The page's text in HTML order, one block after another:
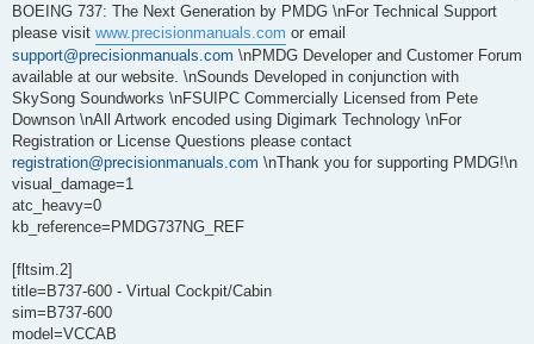
BOEING 737: The Next Generation by PMDG \nFor Technical Support
please visit www.precisionmanuals.com or email
support@precisionmanuals.com \nPMDG Developer and Customer Forum
available at our website. \nSounds Developed in conjunction with
SkySong Soundworks \nFSUIPC Commercially Licensed from Pete
Downson \nAll Artwork encoded using Digimark Technology \nFor
Registration or License Questions please contact
registration@precisionmanuals.com \nThank you for supporting PMDG!\n
visual_damage=1
atc_heavy=0
kb_reference=PMDG737NG_REF
[fltsim.2]
title=B737-600 - Virtual Cockpit/Cabin
sim=B737-600
model=VCCAB